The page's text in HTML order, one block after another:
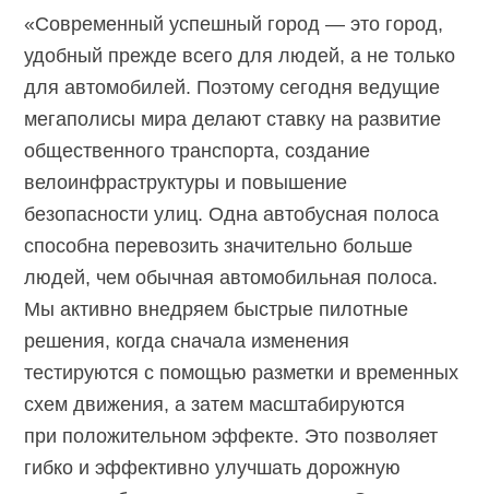
«Современный успешный город — это город,
удобный прежде всего для людей, а не только
для автомобилей. Поэтому сегодня ведущие
мегаполисы мира делают ставку на развитие
общественного транспорта, создание
велоинфраструктуры и повышение
безопасности улиц. Одна автобусная полоса
способна перевозить значительно больше
людей, чем обычная автомобильная полоса.
Мы активно внедряем быстрые пилотные
решения, когда сначала изменения
тестируются с помощью разметки и временных
схем движения, а затем масштабируются
при положительном эффекте. Это позволяет
гибко и эффективно улучшать дорожную